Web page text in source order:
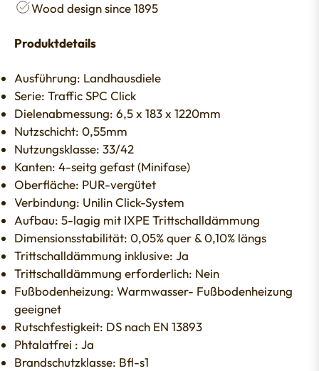
Wood design since 1895
Produktdetails
Ausführung: Landhausdiele
Serie: Traffic SPC Click
Dielenabmessung: 6,5 x 183 x 1220mm
Nutzschicht: 0,55mm
Nutzungsklasse: 33/42
Kanten: 4-seitg gefast (Minifase)
Oberfläche: PUR-vergütet
Verbindung: Unilin Click-System
Aufbau: 5-lagig mit IXPE Trittschalldämmung
Dimensionsstabilität: 0,05% quer & 0,10% längs
Trittschalldämmung inklusive: Ja
Trittschalldämmung erforderlich: Nein
Fußbodenheizung: Warmwasser- Fußbodenheizung
geeignet
Rutschfestigkeit: DS nach EN 13893
Phtalatfrei : Ja
Brandschutzklasse: Bfl-s1